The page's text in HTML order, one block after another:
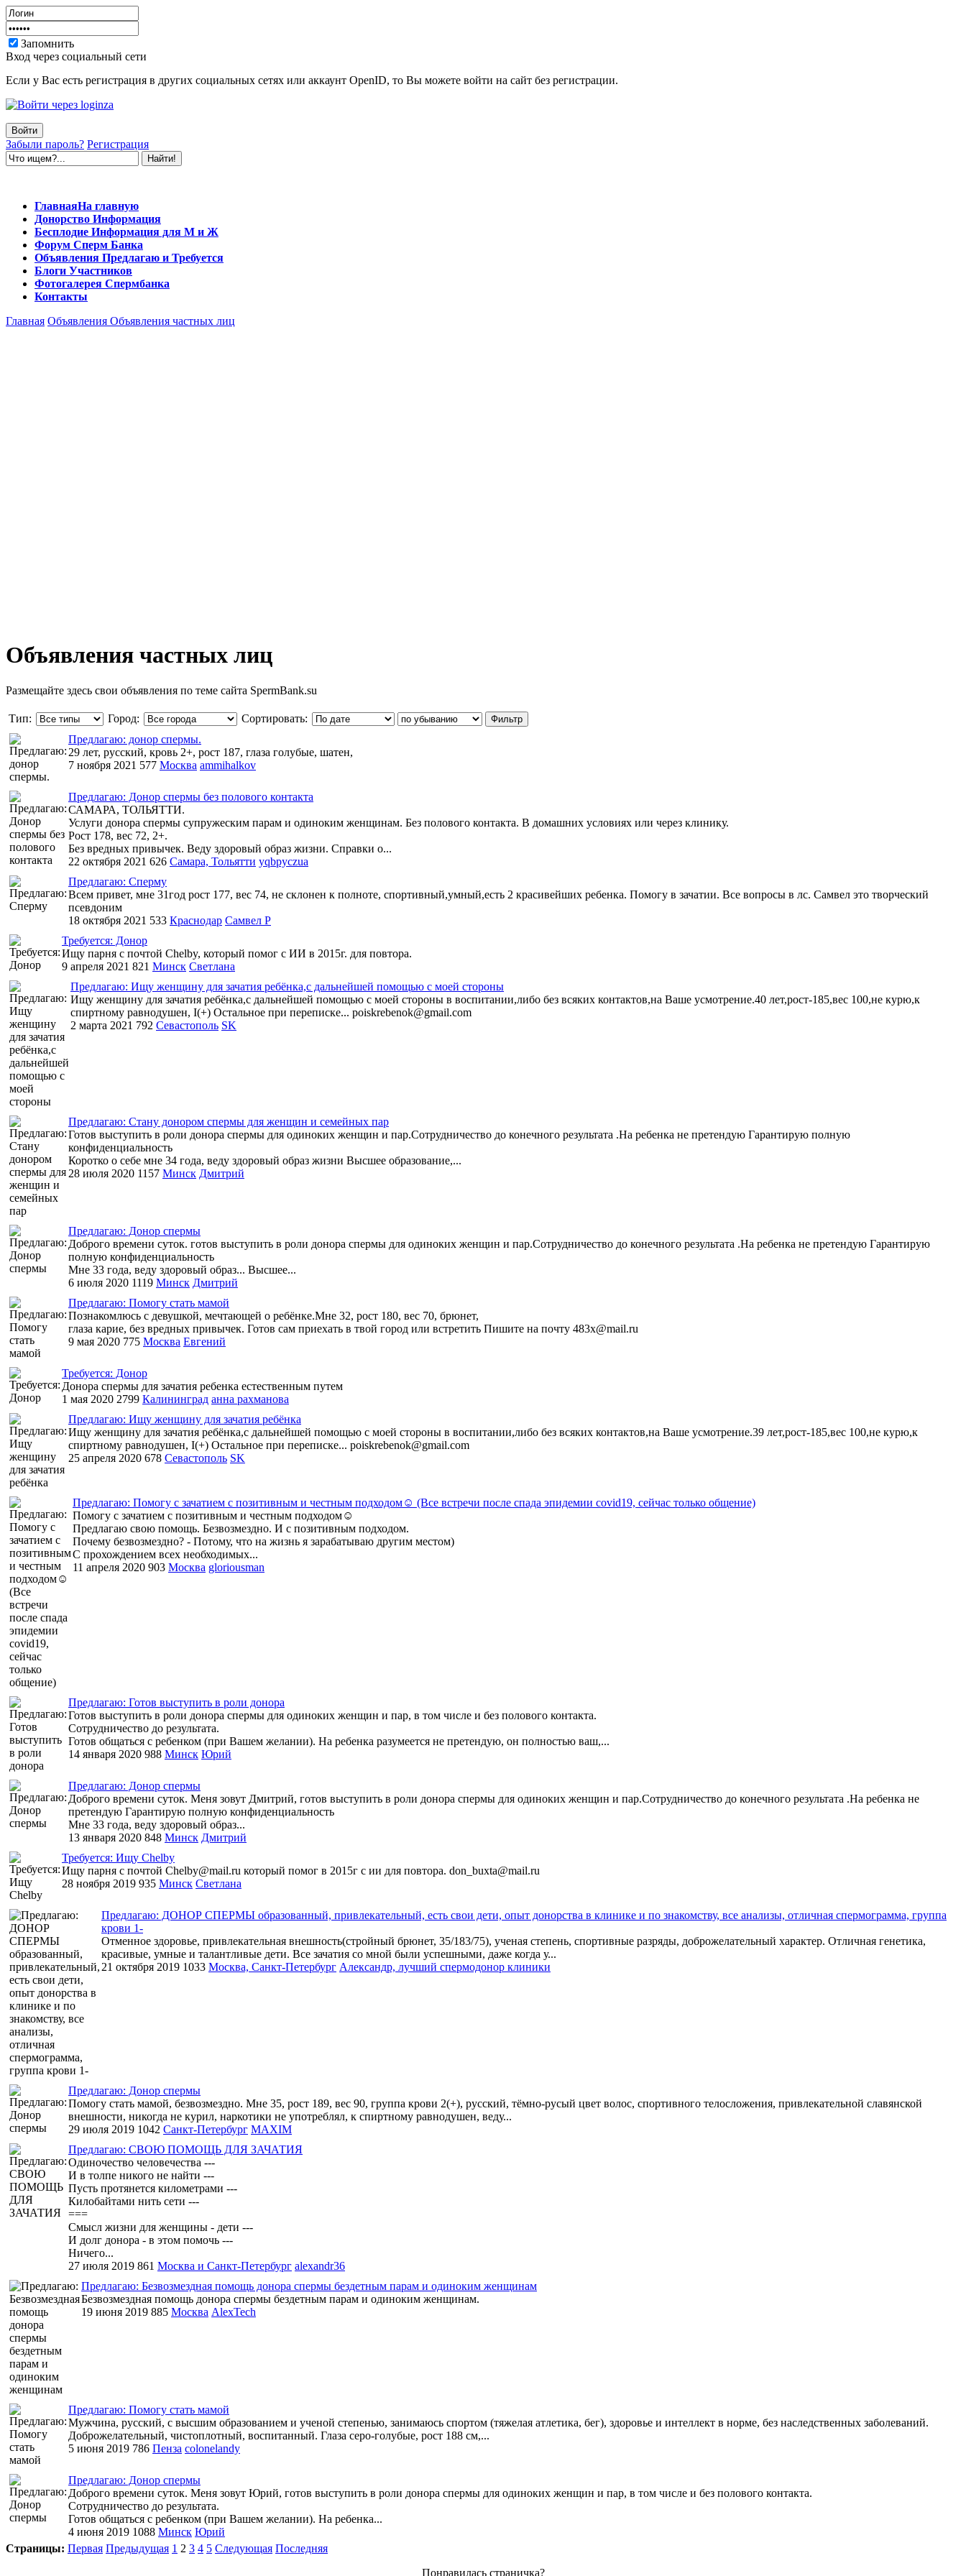
Запомнить
Вход через социальный сети
Если у Вас есть регистрация в других социальных сетях или аккаунт OpenID, то Вы можете войти на сайт без регистрации.
Забыли пароль? Регистрация
ГлавнаяНа главную
Донорство Информация
Бесплодие Информация для М и Ж
Форум Сперм Банка
Объявления Предлагаю и Требуется
Блоги Участников
Фотогалерея Спермбанка
Контакты
Главная Объявления Объявления частных лиц
Объявления частных лиц
Размещайте здесь свои объявления по теме сайта SpermBank.su
Тип: Город:
Сортировать:
Предлагаю: донор спермы.
29 лет, русский, кровь 2+, рост 187, глаза голубые, шатен,
7 ноября 2021 577 Москва ammihalkov
Предлагаю: Донор спермы без полового контакта
САМАРА, ТОЛЬЯТТИ.
Услуги донора спермы супружеским парам и одиноким женщинам. Без полового контакта. В домашних условиях или через клинику.
Рост 178, вес 72, 2+.
Без вредных привычек. Веду здоровый образ жизни. Справки о...
22 октября 2021 626 Самара, Тольятти yqbpyczua
Предлагаю: Сперму
Всем привет, мне 31год рост 177, вес 74, не склонен к полноте, спортивный,умный,есть 2 красивейших ребенка. Помогу в зачатии. Все вопросы в лс. Самвел это творческий
псевдоним
18 октября 2021 533 Краснодар Самвел Р
Требуется: Донор
Ищу парня с почтой Chelby, который помог с ИИ в 2015г. для повтора.
9 апреля 2021 821 Минск Светлана
Предлагаю: Ищу женщину для зачатия ребёнка,с дальнейшей помощью с моей стороны
Ищу женщину для зачатия ребёнка,с дальнейшей помощью с моей стороны в воспитании,либо без всяких контактов,на Ваше усмотрение.40 лет,рост-185,вес 100,не курю,к
спиртному равнодушен, I(+) Остальное при переписке... poiskrebenok@gmail.com
2 марта 2021 792 Севастополь SK
Предлагаю: Стану донором спермы для женщин и семейных пар
Готов выступить в роли донора спермы для одиноких женщин и пар.Сотрудничество до конечного результата .На ребенка не претендую Гарантирую полную
конфиденциальность
Коротко о себе мне 34 года, веду здоровый образ жизни Высшее образование,...
28 июля 2020 1157 Минск Дмитрий
Предлагаю: Донор спермы
Доброго времени суток. готов выступить в роли донора спермы для одиноких женщин и пар.Сотрудничество до конечного результата .На ребенка не претендую Гарантирую
полную конфиденциальность
Мне 33 года, веду здоровый образ... Высшее...
6 июля 2020 1119 Минск Дмитрий
Предлагаю: Помогу стать мамой
Познакомлюсь с девушкой, мечтающей о ребёнке.Мне 32, рост 180, вес 70, брюнет,
глаза карие, без вредных привычек. Готов сам приехать в твой город или встретить Пишите на почту 483x@mail.ru
9 мая 2020 775 Москва Евгений
Требуется: Донор
Донора спермы для зачатия ребенка естественным путем
1 мая 2020 2799 Калининград анна рахманова
Предлагаю: Ищу женщину для зачатия ребёнка
Ищу женщину для зачатия ребёнка,с дальнейшей помощью с моей стороны в воспитании,либо без всяких контактов,на Ваше усмотрение.39 лет,рост-185,вес 100,не курю,к
спиртному равнодушен, I(+) Остальное при переписке... poiskrebenok@gmail.com
25 апреля 2020 678 Севастополь SK
Предлагаю: Помогу с зачатием с позитивным и честным подходом☺ (Все встречи после спада эпидемии covid19, сейчас только общение)
Помогу с зачатием с позитивным и честным подходом☺
Предлагаю свою помощь. Безвозмездно. И с позитивным подходом.
Почему безвозмездно? - Потому, что на жизнь я зарабатываю другим местом)
С прохождением всех необходимых...
11 апреля 2020 903 Москва gloriousman
Предлагаю: Готов выступить в роли донора
Готов выступить в роли донора спермы для одиноких женщин и пар, в том числе и без полового контакта.
Сотрудничество до результата.
Готов общаться с ребенком (при Вашем желании). На ребенка разумеется не претендую, он полностью ваш,...
14 января 2020 988 Минск Юрий
Предлагаю: Донор спермы
Доброго времени суток. Меня зовут Дмитрий, готов выступить в роли донора спермы для одиноких женщин и пар.Сотрудничество до конечного результата .На ребенка не
претендую Гарантирую полную конфиденциальность
Мне 33 года, веду здоровый образ...
13 января 2020 848 Минск Дмитрий
Требуется: Ищу Chelby
Ищу парня с почтой Chelby@mail.ru который помог в 2015г с ии для повтора. don_buxta@mail.ru
28 ноября 2019 935 Минск Светлана
Предлагаю: ДОНОР СПЕРМЫ образованный, привлекательный, есть свои дети, опыт донорства в клинике и по знакомству, все анализы, отличная спермограмма, группа
крови 1-
Отменное здоровье, привлекательная внешность(стройный брюнет, 35/183/75), ученая степень, спортивные разряды, доброжелательный характер. Отличная генетика,
красивые, умные и талантливые дети. Все зачатия со мной были успешными, даже когда у...
21 октября 2019 1033 Москва, Санкт-Петербург Александр, лучший спермодонор клиники
Предлагаю: Донор спермы
Помогу стать мамой, безвозмездно. Мне 35, рост 189, вес 90, группа крови 2(+), русский, тёмно-русый цвет волос, спортивного телосложения, привлекательной славянской
внешности, никогда не курил, наркотики не употреблял, к спиртному равнодушен, веду...
29 июля 2019 1042 Санкт-Петербург MAXIM
Предлагаю: СВОЮ ПОМОЩЬ ДЛЯ ЗАЧАТИЯ
Одиночество человечества ---
И в толпе никого не найти ---
Пусть протянется километрами ---
Килобайтами нить сети ---
===
Смысл жизни для женщины - дети ---
И долг донора - в этом помочь ---
Ничего...
27 июля 2019 861 Москва и Санкт-Петербург alexandr36
Предлагаю: Безвозмездная помощь донора спермы бездетным парам и одиноким женщинам
Безвозмездная помощь донора спермы бездетным парам и одиноким женщинам.
19 июня 2019 885 Москва AlexTech
Предлагаю: Помогу стать мамой
Мужчина, русский, c высшим образованием и ученой степенью, занимаюсь спортом (тяжелая атлетика, бег), здоровье и интеллект в норме, без наследственных заболеваний.
Доброжелательный, чистоплотный, воспитанный. Глаза серо-голубые, рост 188 см,...
5 июня 2019 786 Пенза colonelandy
Предлагаю: Донор спермы
Доброго времени суток. Меня зовут Юрий, готов выступить в роли донора спермы для одиноких женщин и пар, в том числе и без полового контакта.
Сотрудничество до результата.
Готов общаться с ребенком (при Вашем желании). На ребенка...
4 июня 2019 1088 Минск Юрий
Страницы: Первая Предыдущая 1 2 3 4 5 Следующая Последняя
Понравилась страничка?